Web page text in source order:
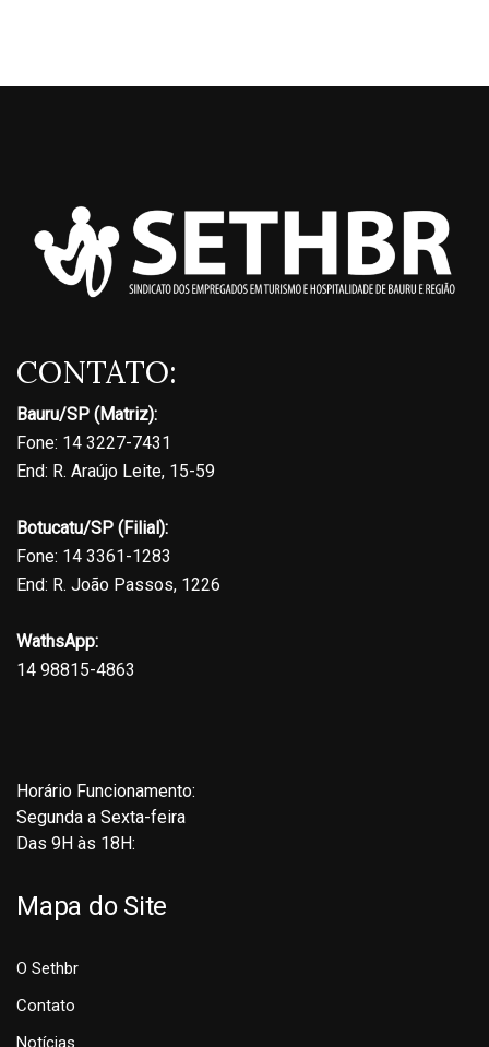
CONTATO:
Bauru/SP (Matriz):
Fone: 14 3227-7431
End: R. Araújo Leite, 15-59
Botucatu/SP (Filial):
Fone: 14 3361-1283
End: R. João Passos, 1226
WathsApp:
14 98815-4863
Horário Funcionamento:
Segunda a Sexta-feira
Das 9H às 18H:
Mapa do Site
O Sethbr
Contato
Notícias